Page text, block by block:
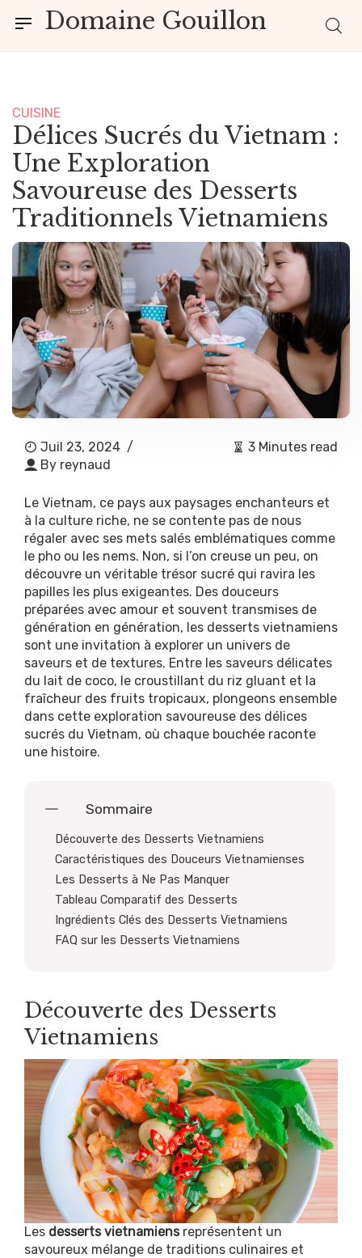
Domaine Gouillon
CUISINE
Délices Sucrés du Vietnam :
Une Exploration
Savoureuse des Desserts
Traditionnels Vietnamiens
Juil 23, 2024 /
By reynaud
3 Minutes read
Le Vietnam, ce pays aux paysages enchanteurs et
à la culture riche, ne se contente pas de nous
régaler avec ses mets salés emblématiques comme
le pho ou les nems. Non, si l’on creuse un peu, on
découvre un véritable trésor sucré qui ravira les
papilles les plus exigeantes. Des douceurs
préparées avec amour et souvent transmises de
génération en génération, les desserts vietnamiens
sont une invitation à explorer un univers de
saveurs et de textures. Entre les saveurs délicates
du lait de coco, le croustillant du riz gluant et la
fraîcheur des fruits tropicaux, plongeons ensemble
dans cette exploration savoureuse des délices
sucrés du Vietnam, où chaque bouchée raconte
une histoire.
Sommaire
Découverte des Desserts Vietnamiens
Caractéristiques des Douceurs Vietnamienses
Les Desserts à Ne Pas Manquer
Tableau Comparatif des Desserts
Ingrédients Clés des Desserts Vietnamiens
FAQ sur les Desserts Vietnamiens
Découverte des Desserts
Vietnamiens
Les desserts vietnamiens représentent un
savoureux mélange de traditions culinaires et